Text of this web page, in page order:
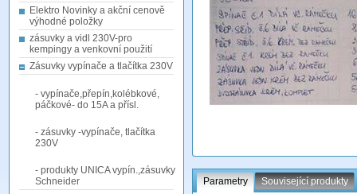
Elektro Novinky a akční cenově
výhodné položky
zásuvky a vidl 230V-pro
kempingy a venkovní použití
Zásuvky vypínače a tlačítka 230V
- vypínače,přepín,kolébkové,
páčkové- do 15A a přísl.
- zásuvky -vypínače, tlačítka
230V
- produkty UNICA vypín.,zásuvky
Schneider
Parametry Související produkty